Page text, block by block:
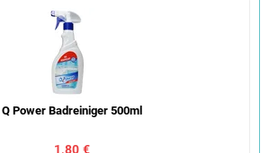
Q Power Badreiniger 500ml
1,80 €